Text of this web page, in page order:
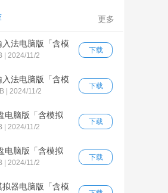
更多
下载
入法电脑版「含模
| 2024/11/2
下载
入法电脑版「含模
| 2024/11/2
下载
电脑版「含模拟
| 2024/11/2
下载
电脑版「含模拟
| 2024/11/2
拟器电脑版「含模